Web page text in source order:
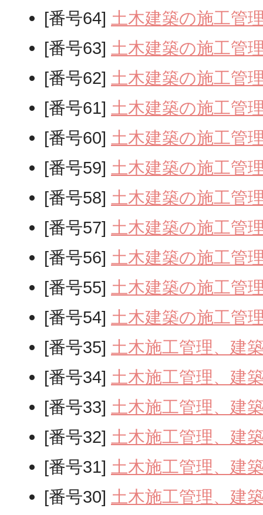
[番号64] 土木建築の施工管
[番号63] 土木建築の施工管
[番号62] 土木建築の施工管
[番号61] 土木建築の施工管
[番号60] 土木建築の施工管
[番号59] 土木建築の施工管
[番号58] 土木建築の施工管
[番号57] 土木建築の施工管
[番号56] 土木建築の施工管
[番号55] 土木建築の施工管
[番号54] 土木建築の施工管
[番号35] 土木施工管理、建
[番号34] 土木施工管理、建
[番号33] 土木施工管理、建
[番号32] 土木施工管理、建
[番号31] 土木施工管理、建
[番号30] 土木施工管理、建